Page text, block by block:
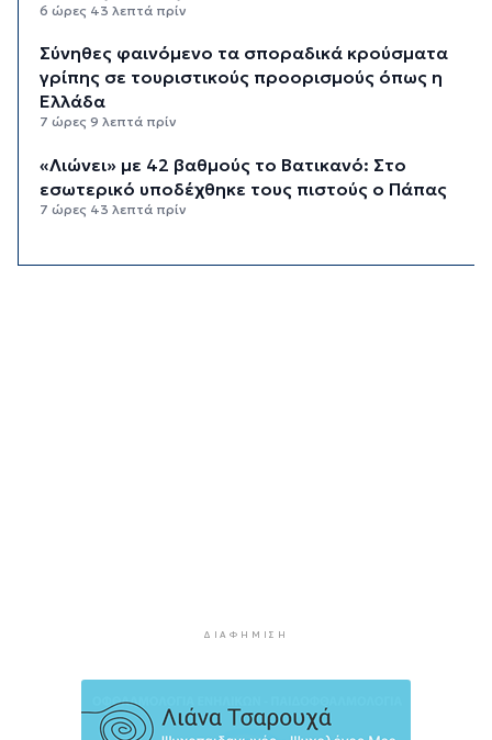
6 ώρες 43 λεπτά πρίν
Σύνηθες φαινόμενο τα σποραδικά κρούσματα
γρίπης σε τουριστικούς προορισμούς όπως η
Ελλάδα
7 ώρες 9 λεπτά πρίν
«Λιώνει» με 42 βαθμούς το Βατικανό: Στο
εσωτερικό υποδέχθηκε τους πιστούς ο Πάπας
7 ώρες 43 λεπτά πρίν
Οκτώ ναυτιλιακές ενώσεις κατά των διοδίων
στo Στενό του Ορμούζ
10 ώρες 6 λεπτά πρίν
ΔΙΑΦΉΜΙΣΗ